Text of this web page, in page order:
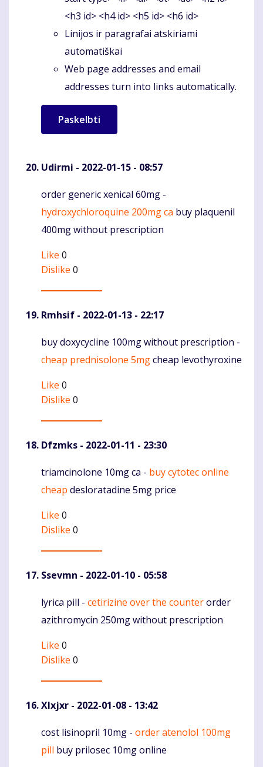
<h3 id> <h4 id> <h5 id> <h6 id>
Linijos ir paragrafai atskiriami
automatiškai
Web page addresses and email
addresses turn into links automatically.
Udirmi - 2022-01-15 - 08:57
Komentaras
order generic xenical 60mg -
hydroxychloroquine 200mg ca buy plaquenil
400mg without prescription
Like 0
Dislike 0
Rmhsif - 2022-01-13 - 22:17
Komentaras
buy doxycycline 100mg without prescription -
cheap prednisolone 5mgcheap levothyroxine
Like 0
Dislike 0
Dfzmks - 2022-01-11 - 23:30
Komentaras
triamcinolone 10mg ca - buy cytotec online
cheap desloratadine 5mg price
Like 0
Dislike 0
Ssevmn - 2022-01-10 - 05:58
Komentaras
lyrica pill - cetirizine over the counterorder
azithromycin 250mg without prescription
Like 0
Dislike 0
Xlxjxr - 2022-01-08 - 13:42
Komentaras
cost lisinopril 10mg - order atenolol 100mg
pill buy prilosec 10mg online